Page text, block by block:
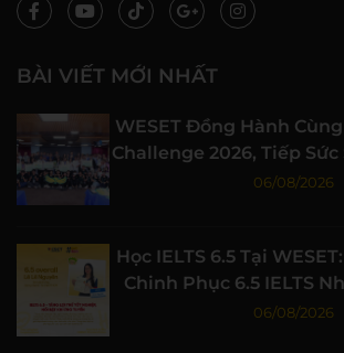
BÀI VIẾT MỚI NHẤT
WESET Đồng Hành
Challenge 2026, Tiếp
Nghiệp
06/08/2026
Học IELTS 6.5 Tại
Chinh Phục 6.5 IELTS
Học Tập Chất
06/08/2026